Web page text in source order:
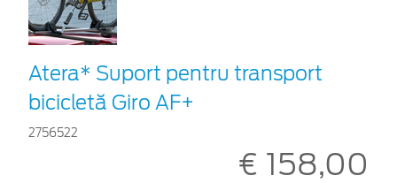
Atera* Suport pentru transport
bicicletă Giro AF+
2756522
€ 158,00